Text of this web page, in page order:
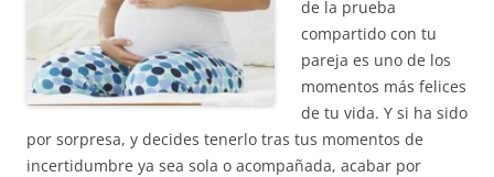
de la prueba
compartido con tu
pareja es uno de los
momentos más felices
de tu vida. Y si ha sido
por sorpresa, y decides tenerlo tras tus momentos de
incertidumbre ya sea sola o acompañada, acabar por